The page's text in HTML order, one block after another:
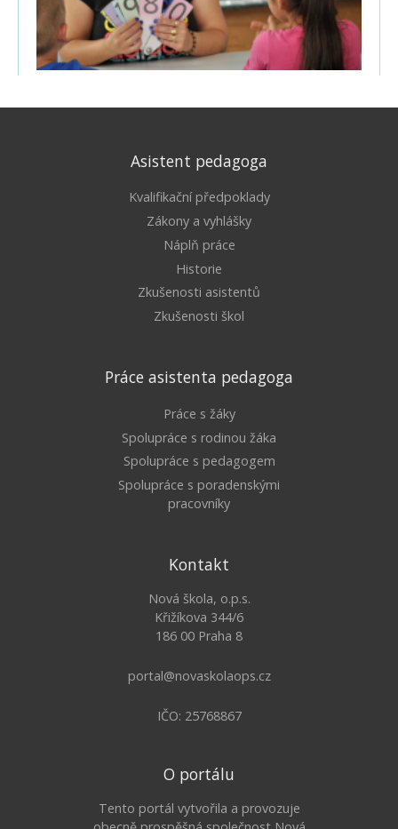
Asistent pedagoga
Kvalifikační předpoklady
Zákony a vyhlášky
Náplň práce
Historie
Zkušenosti asistentů
Zkušenosti škol
Práce asistenta pedagoga
Práce s žáky
Spolupráce s rodinou žáka
Spolupráce s pedagogem
Spolupráce s poradenskými
pracovníky
Kontakt
Nová škola, o.p.s.
Křižíkova 344/6
186 00 Praha 8
portal@novaskolaops.cz
IČO: 25768867
O portálu
Tento portál vytvořila a provozuje